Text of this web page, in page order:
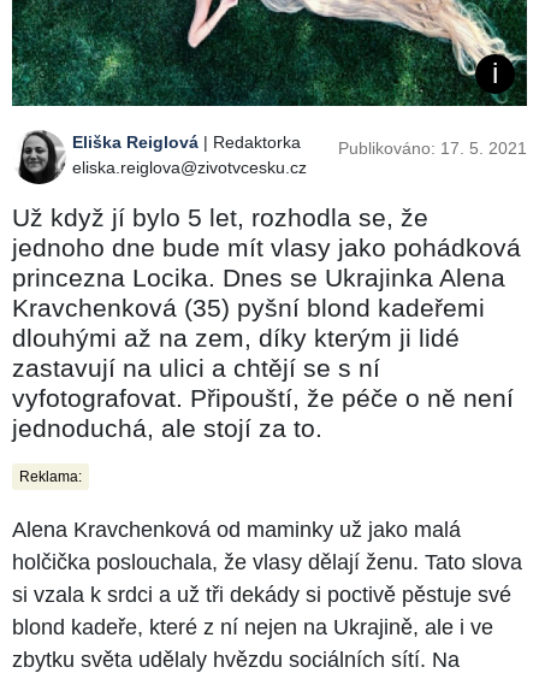
Eliška Reiglová | Redaktorka
eliska.reiglova@zivotvcesku.cz
Publikováno: 17. 5. 2021
Už když jí bylo 5 let, rozhodla se, že
jednoho dne bude mít vlasy jako pohádková
princezna Locika. Dnes se Ukrajinka Alena
Kravchenková (35) pyšní blond kadeřemi
dlouhými až na zem, díky kterým ji lidé
zastavují na ulici a chtějí se s ní
vyfotografovat. Připouští, že péče o ně není
jednoduchá, ale stojí za to.
Reklama:
Alena Kravchenková od maminky už jako malá
holčička poslouchala, že vlasy dělají ženu. Tato slova
si vzala k srdci a už tři dekády si poctivě pěstuje své
blond kadeře, které z ní nejen na Ukrajině, ale i ve
zbytku světa udělaly hvězdu sociálních sítí. Na